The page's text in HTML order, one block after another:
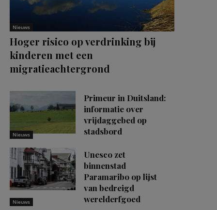
Nieuws
Hoger risico op verdrinking bij
kinderen met een
migratieachtergrond
Nieuws
Primeur in Duitsland:
informatie over
vrijdaggebed op
stadsbord
Nieuws
Unesco zet
binnenstad
Paramaribo op lijst
van bedreigd
werelderfgoed